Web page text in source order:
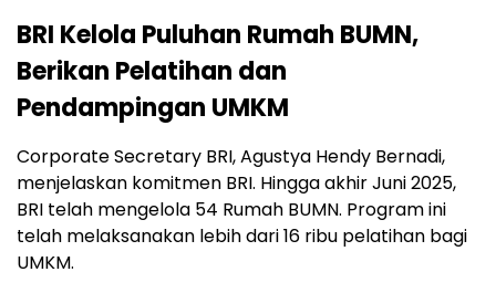
BRI Kelola Puluhan Rumah BUMN,
Berikan Pelatihan dan
Pendampingan UMKM
Corporate Secretary BRI, Agustya Hendy Bernadi,
menjelaskan komitmen BRI. Hingga akhir Juni 2025,
BRI telah mengelola 54 Rumah BUMN. Program ini
telah melaksanakan lebih dari 16 ribu pelatihan bagi
UMKM.